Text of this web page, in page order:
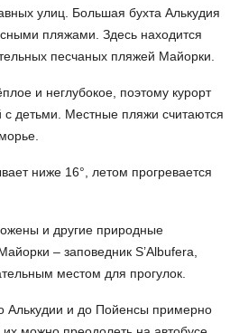
улиц. Большая бухта Алькудия
пляжами. Здесь находится
песчаных пляжей Майорки.
и неглубокое, поэтому курорт
детьми. Местные пляжи считаются
ниже 16°, летом прогревается
и другие природные
– заповедник S’Albufera,
местом для прогулок.
Алькудии и до Пойенсы примерно